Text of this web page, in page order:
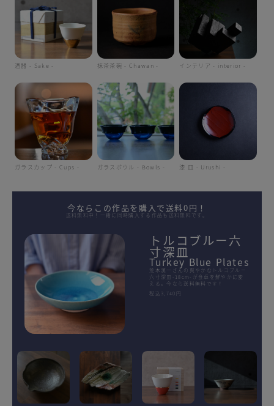
酒器 - Sake - 抹茶茶碗 - Chawan - インテリア - interior -
ガラスカップ - Cups - ガラスボウル - Bowls - 漆 皿 - Urushi -
今ならこの作品を購入で送料0円！
送料無料中！一緒に同時購入する作品も送料無料です。
トルコブルー六
寸深皿
Turkey Blue Plates
荒木漢一さんの爽やかなトルコブルー
六寸深皿-18cm-が食卓を鮮やかに変
える。今なら送料無料です！
税込3,740円